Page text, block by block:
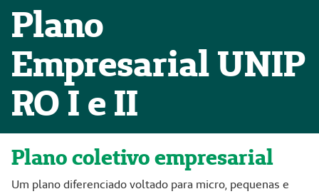
Plano
Empresarial UNIP
RO I e II
Plano coletivo empresarial
Um plano diferenciado voltado para micro, pequenas e